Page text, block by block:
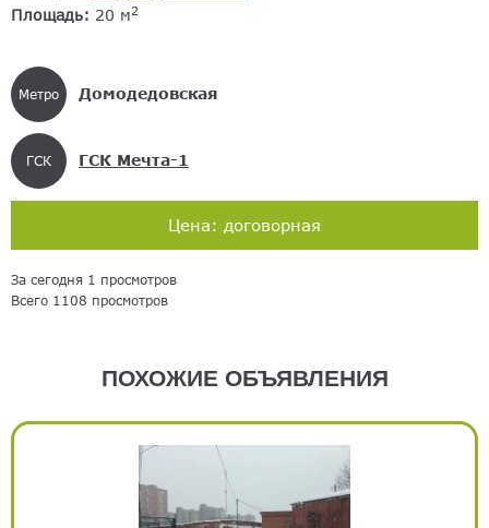
Площадь: 20 м2
Метро Домодедовская
ГСК ГСК Мечта-1
Цена: договорная
За сегодня 1 просмотров
Всего 1108 просмотров
ПОХОЖИЕ ОБЪЯВЛЕНИЯ